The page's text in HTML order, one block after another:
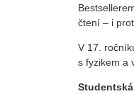
čtení – i
V 17.
s fyzikem a